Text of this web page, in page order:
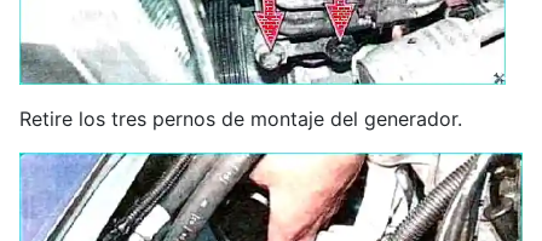
Retire los tres pernos de montaje del generador.